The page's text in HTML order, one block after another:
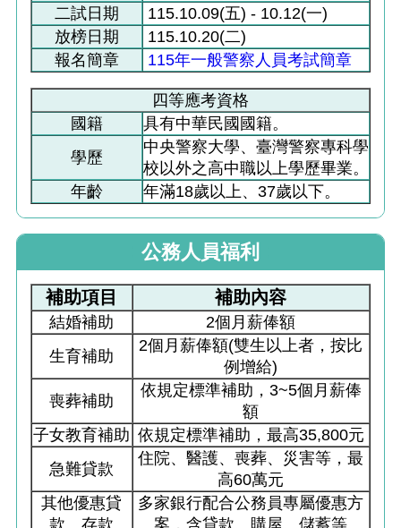
二試日期
115.10.09(五) - 10.12(一)
放榜日期
115.10.20(二)
報名簡章
115年一般警察人員考試簡章
四等應考資格
國籍
具有中華民國國籍。
學歷
中央警察大學、臺灣警察專科學
校以外之高中職以上學歷畢業。
年齡
年滿18歲以上、37歲以下。
公務人員福利
補助項目 補助內容
結婚補助
2個月薪俸額
生育補助
2個月薪俸額(雙生以上者，按比
例增給)
喪葬補助
依規定標準補助，3~5個月薪俸
額
子女教育補助 依規定標準補助，最高35,800元
急難貸款
住院、醫護、喪葬、災害等，最
高60萬元
其他優惠貸
款、存款
多家銀行配合公務員專屬優惠方
案，含貸款、購屋、儲蓄等